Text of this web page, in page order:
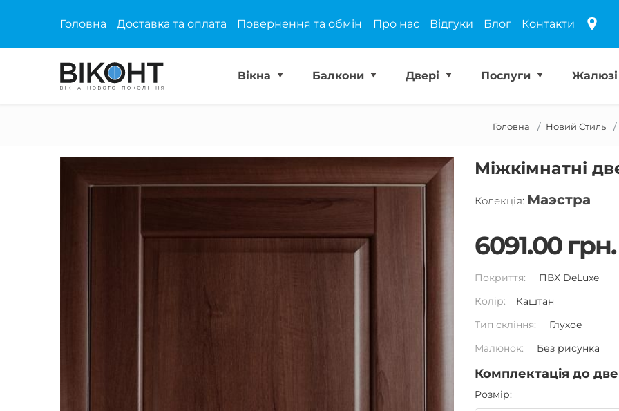
Головна Доставка та оплата Повернення та обмін Про нас Відгуки Блог Контакти
Вікна Балкони Двері Послуги
Головна Новий Стиль
Міжкімнатні
Колекція: Маэстра
6091.00 грн.
Покриття:
ПВХ DeLuxe
Колір:
Каштан
Тип скління:
Глухое
Малюнок:
Без рисунка
Комплектація до
Pозмір: